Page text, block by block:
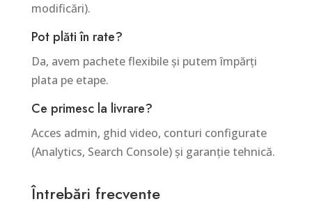
modificări).
Pot plăti în rate?
Da, avem pachete flexibile și putem împărți
plata pe etape.
Ce primesc la livrare?
Acces admin, ghid video, conturi configurate
(Analytics, Search Console) și garanție tehnică.
Întrebări frecvente